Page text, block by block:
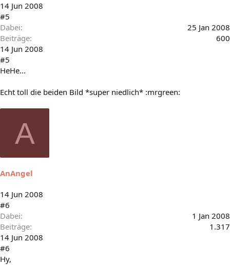
14 Jun 2008
#5
Dabei
25 Jan 2008
Beiträge
600
14 Jun 2008
#5
HeHe...
Echt toll die beiden Bild *super niedlich* :mrgreen:
A
AnAngel
14 Jun 2008
#6
Dabei
1 Jan 2008
Beiträge
1.317
14 Jun 2008
#6
Hy,